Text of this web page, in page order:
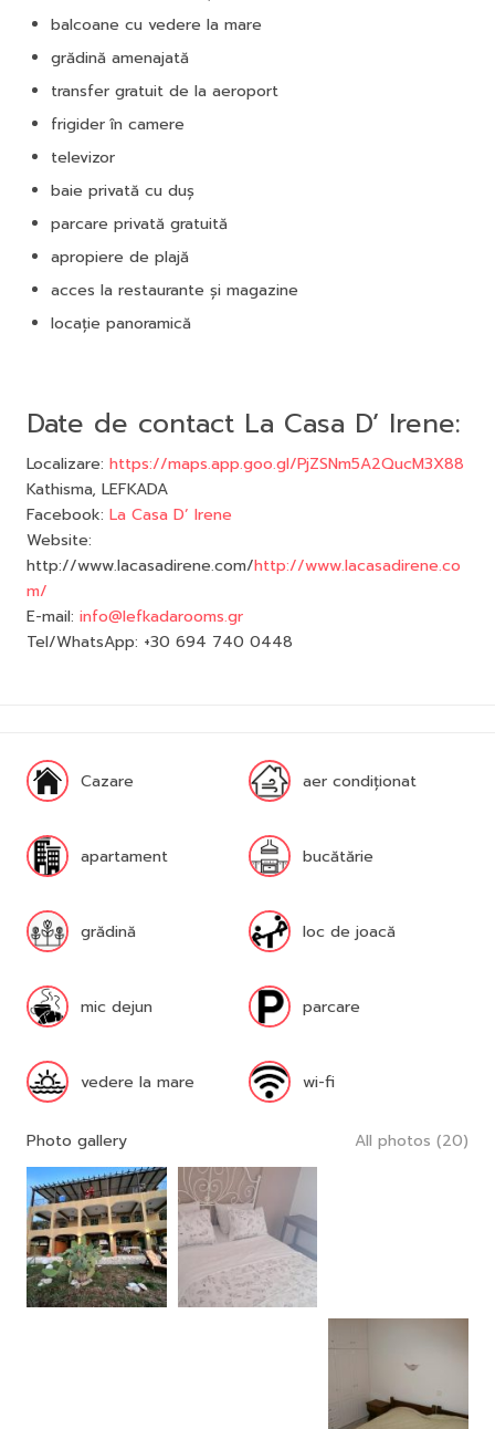
balcoane cu vedere la mare
grădină amenajată
transfer gratuit de la aeroport
frigider în camere
televizor
baie privată cu duș
parcare privată gratuită
apropiere de plajă
acces la restaurante și magazine
locație panoramică
Date de contact La Casa D’ Irene:
Localizare: https://maps.app.goo.gl/PjZSNm5A2QucM3X88
Kathisma, LEFKADA
Facebook: La Casa D’ Irene
Website:
http://www.lacasadirene.com/http://www.lacasadirene.co
m/
E-mail: info@lefkadarooms.gr
Tel/WhatsApp: +30 694 740 0448
Cazare aer condiționat
apartament bucătărie
grădină loc de joacă
mic dejun parcare
vedere la mare wi-fi
Photo gallery All photos (20)